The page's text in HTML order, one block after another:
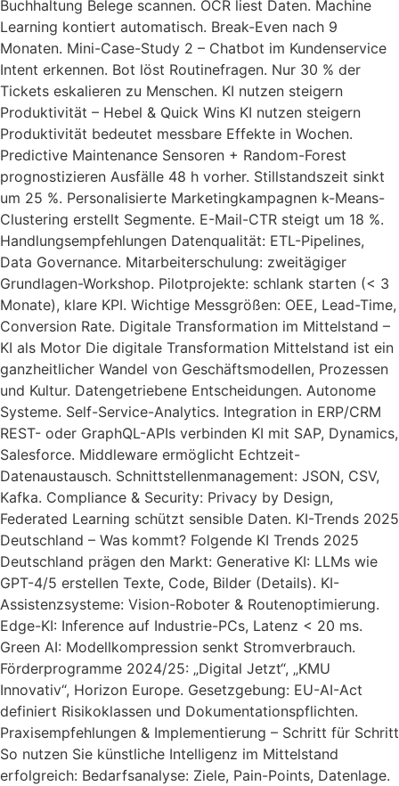
Buchhaltung Belege scannen. OCR liest Daten. Machine
Learning kontiert automatisch. Break-Even nach 9
Monaten. Mini-Case-Study 2 – Chatbot im Kundenservice
Intent erkennen. Bot löst Routinefragen. Nur 30 % der
Tickets eskalieren zu Menschen. KI nutzen steigern
Produktivität – Hebel & Quick Wins KI nutzen steigern
Produktivität bedeutet messbare Effekte in Wochen.
Predictive Maintenance Sensoren + Random-Forest
prognostizieren Ausfälle 48 h vorher. Stillstandszeit sinkt
um 25 %. Personalisierte Marketingkampagnen k-Means-
Clustering erstellt Segmente. E-Mail-CTR steigt um 18 %.
Handlungsempfehlungen Datenqualität: ETL-Pipelines,
Data Governance. Mitarbeiterschulung: zweitägiger
Grundlagen-Workshop. Pilotprojekte: schlank starten (< 3
Monate), klare KPI. Wichtige Messgrößen: OEE, Lead-Time,
Conversion Rate. Digitale Transformation im Mittelstand –
KI als Motor Die digitale Transformation Mittelstand ist ein
ganzheitlicher Wandel von Geschäftsmodellen, Prozessen
und Kultur. Datengetriebene Entscheidungen. Autonome
Systeme. Self-Service-Analytics. Integration in ERP/CRM
REST- oder GraphQL-APIs verbinden KI mit SAP, Dynamics,
Salesforce. Middleware ermöglicht Echtzeit-
Datenaustausch. Schnittstellenmanagement: JSON, CSV,
Kafka. Compliance & Security: Privacy by Design,
Federated Learning schützt sensible Daten. KI-Trends 2025
Deutschland – Was kommt? Folgende KI Trends 2025
Deutschland prägen den Markt: Generative KI: LLMs wie
GPT-4/5 erstellen Texte, Code, Bilder (Details). KI-
Assistenzsysteme: Vision-Roboter & Routenoptimierung.
Edge-KI: Inference auf Industrie-PCs, Latenz < 20 ms.
Green AI: Modellkompression senkt Stromverbrauch.
Förderprogramme 2024/25: „Digital Jetzt“, „KMU
Innovativ“, Horizon Europe. Gesetzgebung: EU-AI-Act
definiert Risikoklassen und Dokumentationspflichten.
Praxisempfehlungen & Implementierung – Schritt für Schritt
So nutzen Sie künstliche Intelligenz im Mittelstand
erfolgreich: Bedarfsanalyse: Ziele, Pain-Points, Datenlage.